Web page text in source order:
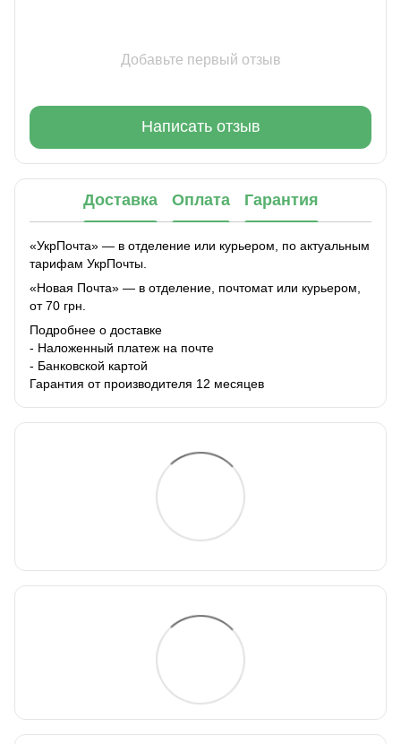
Добавьте первый отзыв
Написать отзыв
Доставка Оплата Гарантия
«УкрПочта» — в отделение или курьером, по актуальным
тарифам УкрПочты.
«Новая Почта» — в отделение, почтомат или курьером,
от 70 грн.
Подробнее о доставке
- Наложенный платеж на почте
- Банковской картой
Гарантия от производителя 12 месяцев